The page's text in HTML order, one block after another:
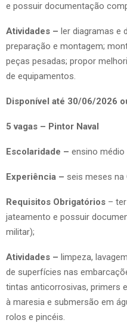
e possuir documentação
Atividades – ler diagramas e
preparação e montagem;
peças pesadas; propor
de equipamentos.
Disponível até 30/06/2026
5 vagas – Pintor Naval
Escolaridade – ensino
Experiência – seis meses na
Requisitos Obrigatórios –
jateamento e possuir
militar);
Atividades – limpeza,
de superfícies nas
tintas anticorrosivas, primers
à maresia e submersão em
rolos e pincéis.